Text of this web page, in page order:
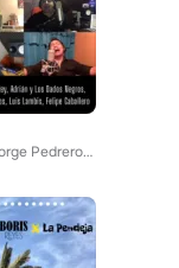
Various Artists, Jorge Pedreros, Zalo Reyes, Tommy Rey, Adrián y Los Dados Negros, Deborah Chauque, Leo Rey, Erick Berríos, Luis...